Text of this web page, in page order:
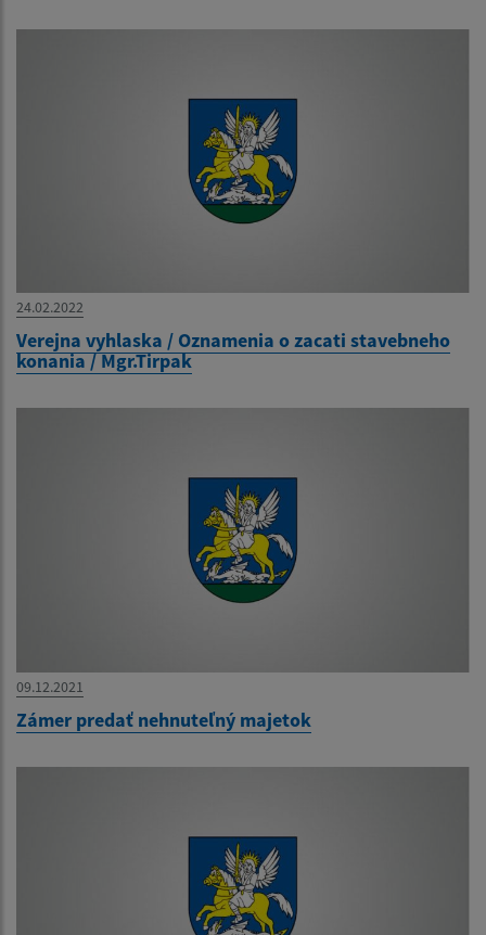
24.02.2022
Verejna vyhlaska / Oznamenia o zacati stavebneho
konania / Mgr.Tirpak
09.12.2021
Zámer predať nehnuteľný majetok